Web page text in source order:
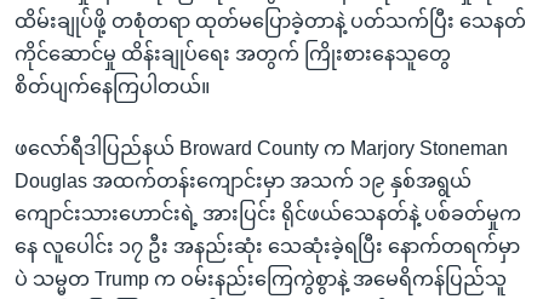
ထိမ်းချုပ်ဖို့ တစုံတရာ ထုတ်မပြောခဲ့တာနဲ့ ပတ်သက်ပြီး သေနတ်
ကိုင်ဆောင်မှု ထိန်းချုပ်ရေး အတွက် ကြိုးစားနေသူတွေ
စိတ်ပျက်နေကြပါတယ်။
ဖလော်ရီဒါပြည်နယ် Broward County က Marjory Stoneman
Douglas အထက်တန်းကျောင်းမှာ အသက် ၁၉ နှစ်အရွယ်
ကျောင်းသားဟောင်းရဲ့ အားပြင်း ရိုင်ဖယ်သေနတ်နဲ့ ပစ်ခတ်မှုက
နေ လူပေါင်း ၁၇ ဦး အနည်းဆုံး သေဆုံးခဲ့ရပြီး နောက်တရက်မှာ
ပဲ သမ္မတ Trump က ဝမ်းနည်းကြေကွဲစွာနဲ့ အမေရိကန်ပြည်သူ